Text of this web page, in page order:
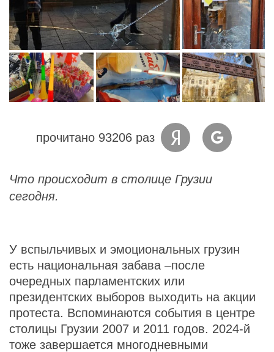
прочитано 93206 раз
Что происходит в столице Грузии
сегодня.
У вспыльчивых и эмоциональных грузин
есть национальная забава –после
очередных парламентских или
президентских выборов выходить на акции
протеста. Вспоминаются события в центре
столицы Грузии 2007 и 2011 годов. 2024-й
тоже завершается многодневными